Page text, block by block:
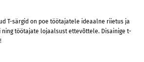
T-särgid on poe töötajatele ideaalne riietus ja
ning töötajate lojaalsust ettevõttele. Disainige t-